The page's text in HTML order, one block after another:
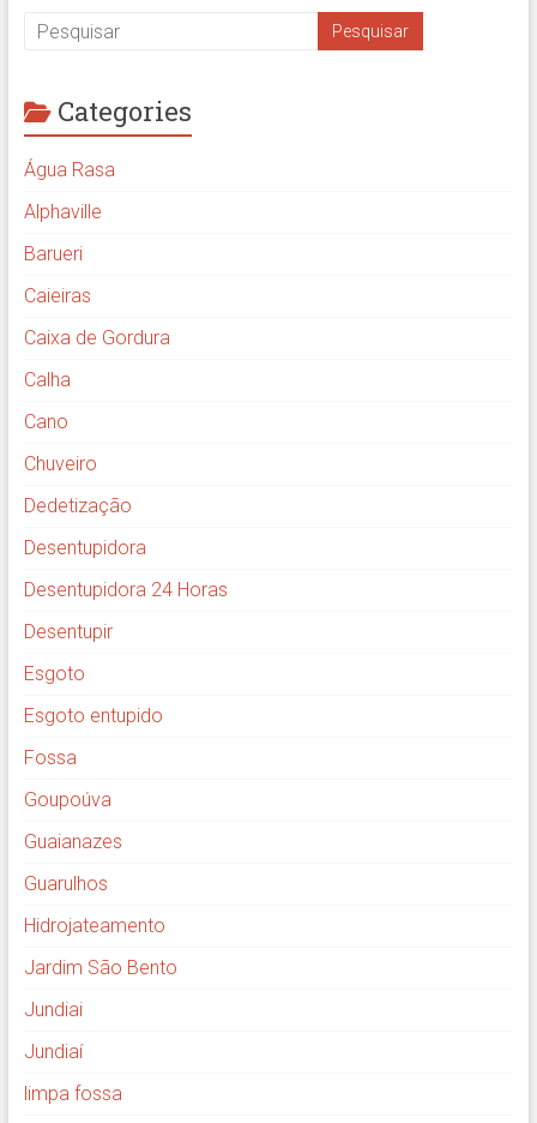
Categories
Água Rasa
Alphaville
Barueri
Caieiras
Caixa de Gordura
Calha
Cano
Chuveiro
Dedetização
Desentupidora
Desentupidora 24 Horas
Desentupir
Esgoto
Esgoto entupido
Fossa
Goupoúva
Guaianazes
Guarulhos
Hidrojateamento
Jardim São Bento
Jundiai
Jundiaí
limpa fossa